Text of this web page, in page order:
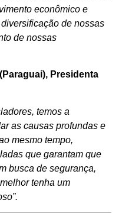
econômico e
de nossas
de nossas
Presidenta
temos a
as causas profundas e
mesmo tempo,
que garantam que
busca de segurança,
tenha um